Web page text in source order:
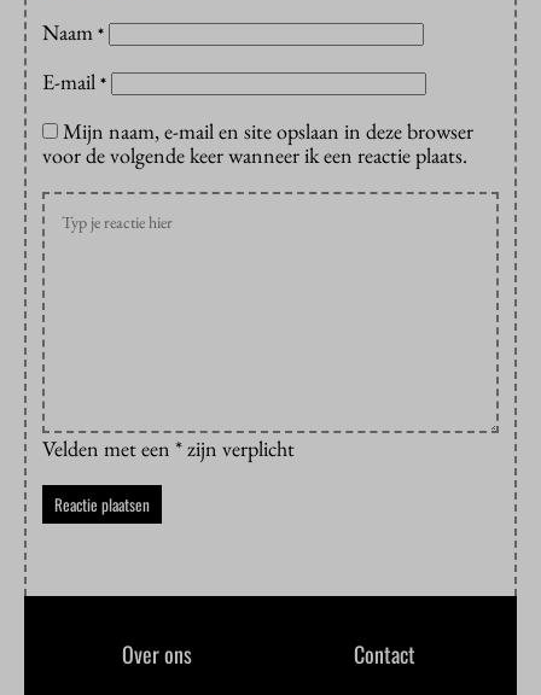
Naam *
E-mail *
Mijn naam, e-mail en site opslaan in deze browser
voor de volgende keer wanneer ik een reactie plaats.
Velden met een * zijn verplicht
Over ons Contact